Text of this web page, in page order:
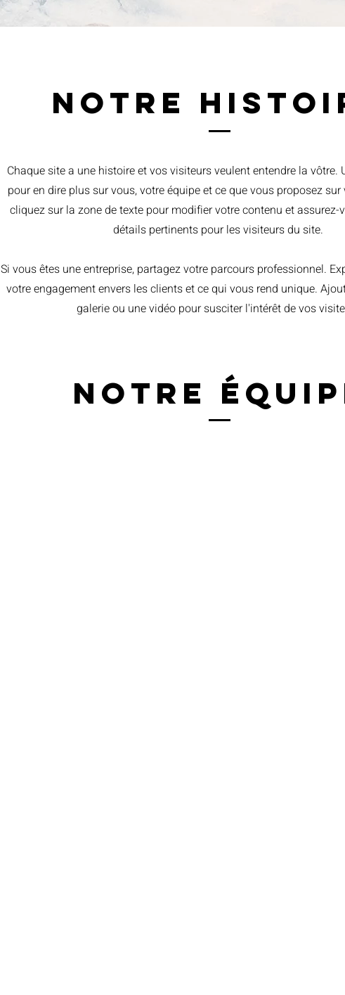
Notre
Chaque site a une histoire et vos visiteurs veulent entendre la vôtre.
pour en dire plus sur vous, votre équipe et ce que vous proposez sur
cliquez sur la zone de texte pour modifier votre contenu et assurez-
détails pertinents pour les visiteurs du site. ​
Si vous êtes une entreprise, partagez votre parcours professionnel.
votre engagement envers les clients et ce qui vous rend unique.
galerie ou une vidéo pour susciter l'intérêt de vos
Notre